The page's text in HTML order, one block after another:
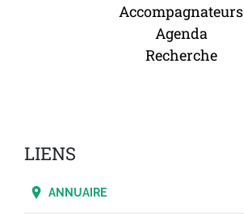
Accompagnateurs
Agenda
Recherche
LIENS
ANNUAIRE